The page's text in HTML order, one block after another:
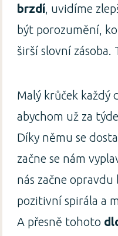
brzdí , uvidíme
být porozumění,
širší slovní zásoba.
Malý krůček každý
abychom už za
Díky němu se
začne se nám
nás začne opravdu
pozitivní spirála a
A přesně tohoto